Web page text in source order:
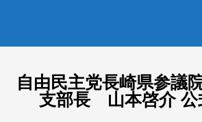
自由民主党長崎県参議
支部長 山本啓介 公